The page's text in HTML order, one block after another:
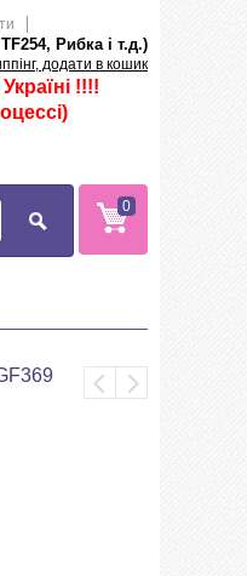
Рибка і т.д.)
додати в кошик
!!!!
0